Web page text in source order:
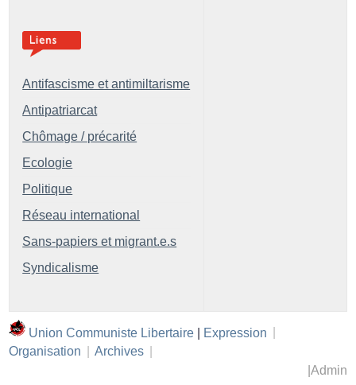
Antifascisme et antimiltarisme
Antipatriarcat
Chômage / précarité
Ecologie
Politique
Réseau international
Sans-papiers et migrant.e.s
Syndicalisme
Union Communiste Libertaire | Expression
Organisation
Archives
Admin